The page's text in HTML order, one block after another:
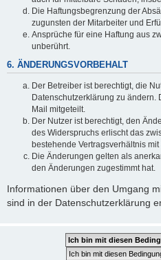
Die Haftungsbegrenzung der
zugunsten der Mitarbeiter und
Ansprüche für eine Haftung aus
unberührt.
6. ÄNDERUNGSVORBEHALT
Der Betreiber ist berechtigt, die
Datenschutzerklärung zu ändern.
Mail mitgeteilt.
Der Nutzer ist berechtigt, den
des Widerspruchs erlischt das
bestehende Vertragsverhältnis
Die Änderungen gelten als
den Änderungen zugestimmt hat.
Informationen über den Umgang
sind in der Datenschutzerklärung